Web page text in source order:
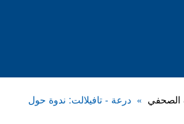
الصحفي
درعة - تافيلالت: ندوة حول